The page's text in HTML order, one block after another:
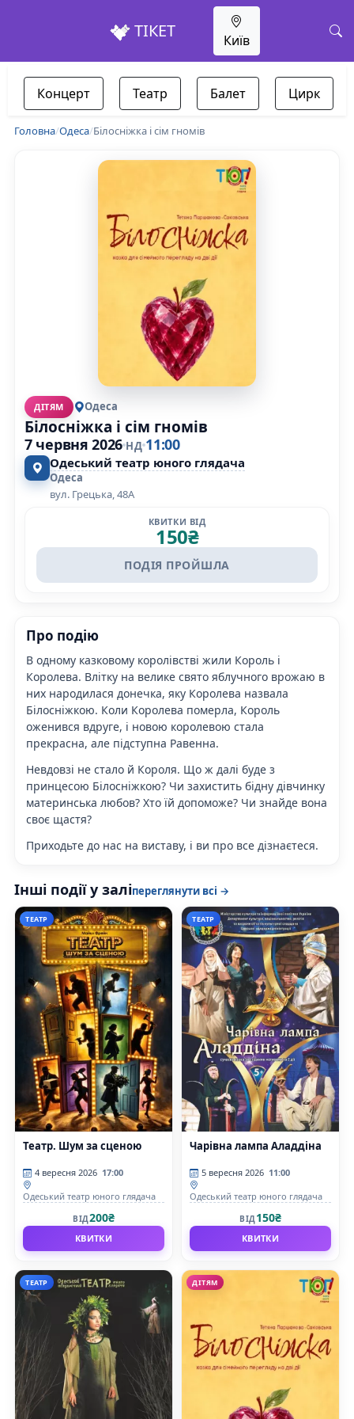
ТІКЕТ Київ
Концерт Театр Балет Цирк
Головна/Одеса/Білосніжка і сім гномів
ДІТЯМ Одеса
Білосніжка і сім гномів
7 червня 2026 НД 11:00
Одеський театр юного глядача
Одеса
вул. Грецька, 48А
КВИТКИ ВІД
150₴
ПОДІЯ ПРОЙШЛА
Про подію
В одному казковому королівстві жили Король і
Королева. Влітку на велике свято яблучного врожаю в
них народилася донечка, яку Королева назвала
Білосніжкою. Коли Королева померла, Король
оженився вдруге, і новою королевою стала
прекрасна, але підступна Равенна.
Невдовзі не стало й Короля. Що ж далі буде з
принцесою Білосніжкою? Чи захистить бідну дівчинку
материнська любов? Хто їй допоможе? Чи знайде вона
своє щастя?
Приходьте до нас на виставу, і ви про все дізнаєтеся.
Інші події у заліпереглянути всі →
ТЕАТР
Театр. Шум за сценою
4 вересня 2026 17:00
Одеський театр юного глядача
ВІД200₴
КВИТКИ
ТЕАТР
Чарівна лампа Аладдіна
5 вересня 2026 11:00
Одеський театр юного глядача
ВІД150₴
КВИТКИ
ТЕАТР ДІТЯМ